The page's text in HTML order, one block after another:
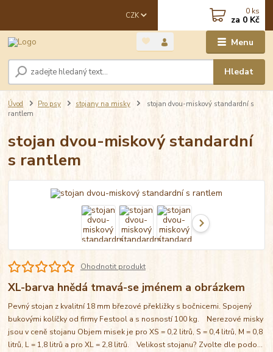
Menu
CZK
Hledat
0 ks
za 0 Kč
Úvod Pro psy stojany na misky
stojan dvou-miskový standardní s
rantlem
stojan dvou-miskový standardní
s rantlem
Ohodnotit produkt
XL-barva hnědá tmavá-se jménem a obrázkem
Pevný stojan z kvalitní 18 mm březové překližky s bočnicemi. Spojený
bukovými kolíčky od firmy Festool a s nosností 100 kg. Nerezové misky
jsou v ceně stojanu Objem misek je pro XS = 0,2 litrů, S = 0,4 litrů, M = 0,8
litrů, L = 1,8 litrů a pro XL = 2,8 litrů. Velikost stojanu? Zvolte dle podo...